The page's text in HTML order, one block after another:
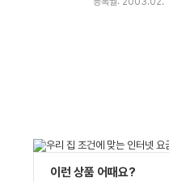
이런 상품 어때요?